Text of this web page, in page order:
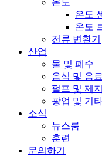
온도
온도
온도
전류 변환기
산업
물 및 폐수
음식 및 음료
펄프 및 제지
광업 및 기
소식
뉴스룸
훈련
문의하기